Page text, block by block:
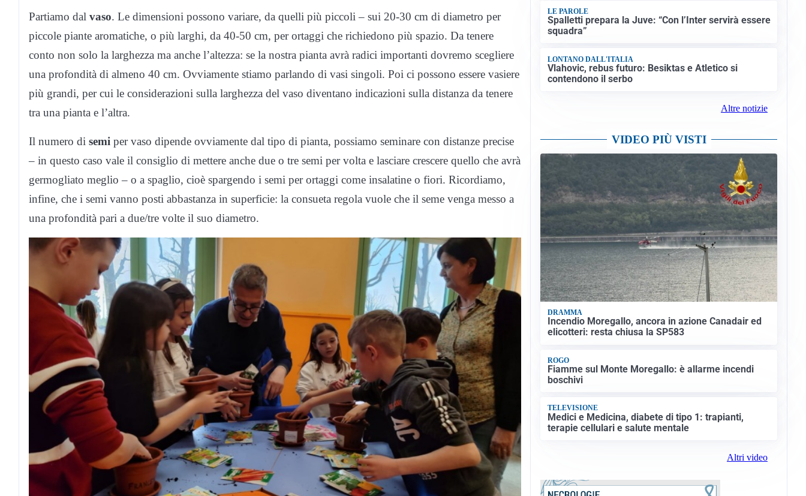
Partiamo dal vaso. Le dimensioni possono variare, da quelli più piccoli – sui 20-30 cm di diametro per
piccole piante aromatiche, o più larghi, da 40-50 cm, per ortaggi che richiedono più spazio. Da tenere
conto non solo la larghezza ma anche l’altezza: se la nostra pianta avrà radici importanti dovremo scegliere
una profondità di almeno 40 cm. Ovviamente stiamo parlando di vasi singoli. Poi ci possono essere vasiere
più grandi, per cui le considerazioni sulla larghezza del vaso diventano indicazioni sulla distanza da tenere
tra una pianta e l’altra.
Il numero di semi per vaso dipende ovviamente dal tipo di pianta, possiamo seminare con distanze precise
– in questo caso vale il consiglio di mettere anche due o tre semi per volta e lasciare crescere quello che avrà
germogliato meglio – o a spaglio, cioè spargendo i semi per ortaggi come insalatine o fiori. Ricordiamo,
infine, che i semi vanno posti abbastanza in superficie: la consueta regola vuole che il seme venga messo a
una profondità pari a due/tre volte il suo diametro.
LE PAROLE
Spalletti prepara la Juve: “Con l’Inter servirà essere
squadra”
LONTANO DALL'ITALIA
Vlahovic, rebus futuro: Besiktas e Atletico si
contendono il serbo
Altre notizie
VIDEO PIÙ VISTI
DRAMMA
Incendio Moregallo, ancora in azione Canadair ed
elicotteri: resta chiusa la SP583
ROGO
Fiamme sul Monte Moregallo: è allarme incendi
boschivi
TELEVISIONE
Medici e Medicina, diabete di tipo 1: trapianti,
terapie cellulari e salute mentale
Altri video